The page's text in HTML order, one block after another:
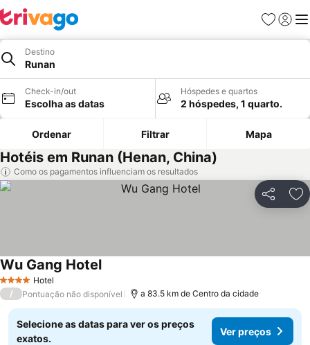
Favoritos
Iniciar
Destino
Runan
Check-in/out
Escolha as datas
Hóspedes e quartos
2 hóspedes, 1 quarto.
Ordenar Filtrar Mapa
Hotéis em Runan (Henan, China)
Como os pagamentos influenciam os resultados
Partilhar
4 EstrelasHotel
Wu Gang Hotel
/ Pontuação não disponível a 83.5 km de Centro da cidade
Selecione as datas para ver os preços
exatos.
Ver preços